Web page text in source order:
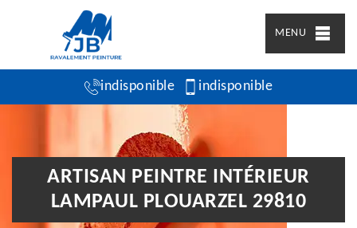
MENU
indisponible indisponible
ARTISAN PEINTRE INTÉRIEUR
LAMPAUL PLOUARZEL 29810